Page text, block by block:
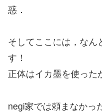
惑．
そしてここには，なん
す！
正体はイカ墨を使った
negi家では頼まなかっ